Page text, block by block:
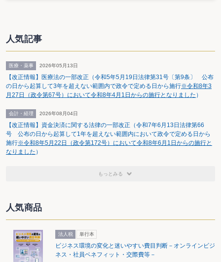
人気記事
医療・薬事 2026年05月13日
【改正情報】医療法の一部改正（令和5年5月19日法律第31号〔第9条〕 公布
の日から起算して3年を超えない範囲内で政令で定める日から施行※令和8年3
月27日（政令第67号）において令和8年4月1日からの施行となりました ）
会計・経理 2026年08月04日
【改正情報】資金決済に関する法律の一部改正（令和7年6月13日法律第66
号 公布の日から起算して1年を超えない範囲内において政令で定める日から
施行※令和8年5月22日（政令第172号）において令和8年6月1日からの施行と
なりました ）
もっとみる
人気商品
法人税 単行本
ビジネス環境の変化と迷いやすい費目判断－オンラインビジ
ネス・社員ベネフィット・交際費等－